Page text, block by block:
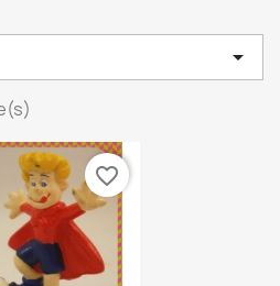

favorite_border